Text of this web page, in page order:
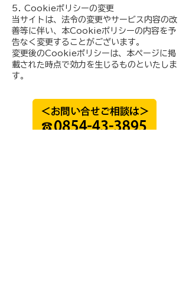
5. Cookieポリシーの変更
当サイトは、法令の変更やサービス内容の改
善等に伴い、本Cookieポリシーの内容を予
告なく変更することがございます。
変更後のCookieポリシーは、本ページに掲
載された時点で効力を生じるものといたしま
す。